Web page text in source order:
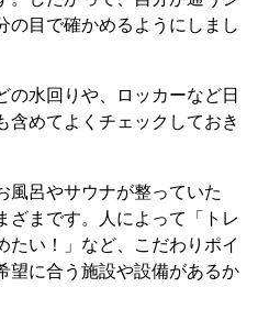
の目で確かめるようにしまし
の水回りや、ロッカーなど日
含めてよくチェックしておき
風呂やサウナが整っていた
ざまです。人によって「トレ
たい！」など、こだわりポイ
望に合う施設や設備があるか